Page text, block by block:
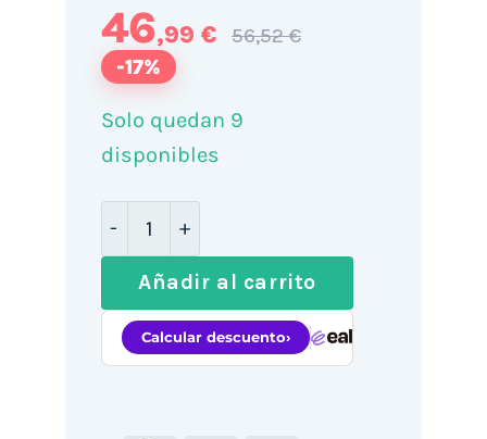
46,99 € 56,52 €
-17%
Solo quedan 9
disponibles
Añadir al carrito